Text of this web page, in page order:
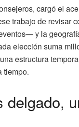
cargó el
trabajo de revisar
y la
elección suma
estructura
tiempo.
delgado,